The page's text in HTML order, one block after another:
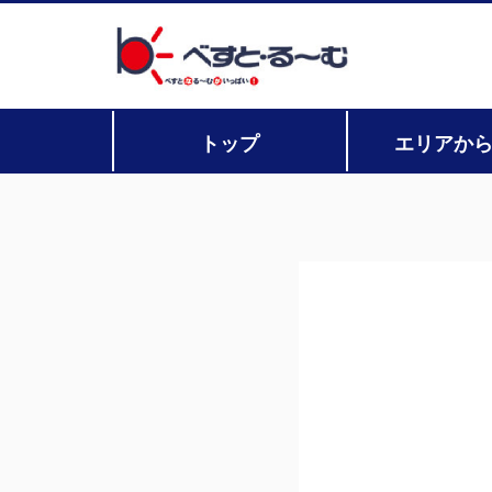
トップ エリアか